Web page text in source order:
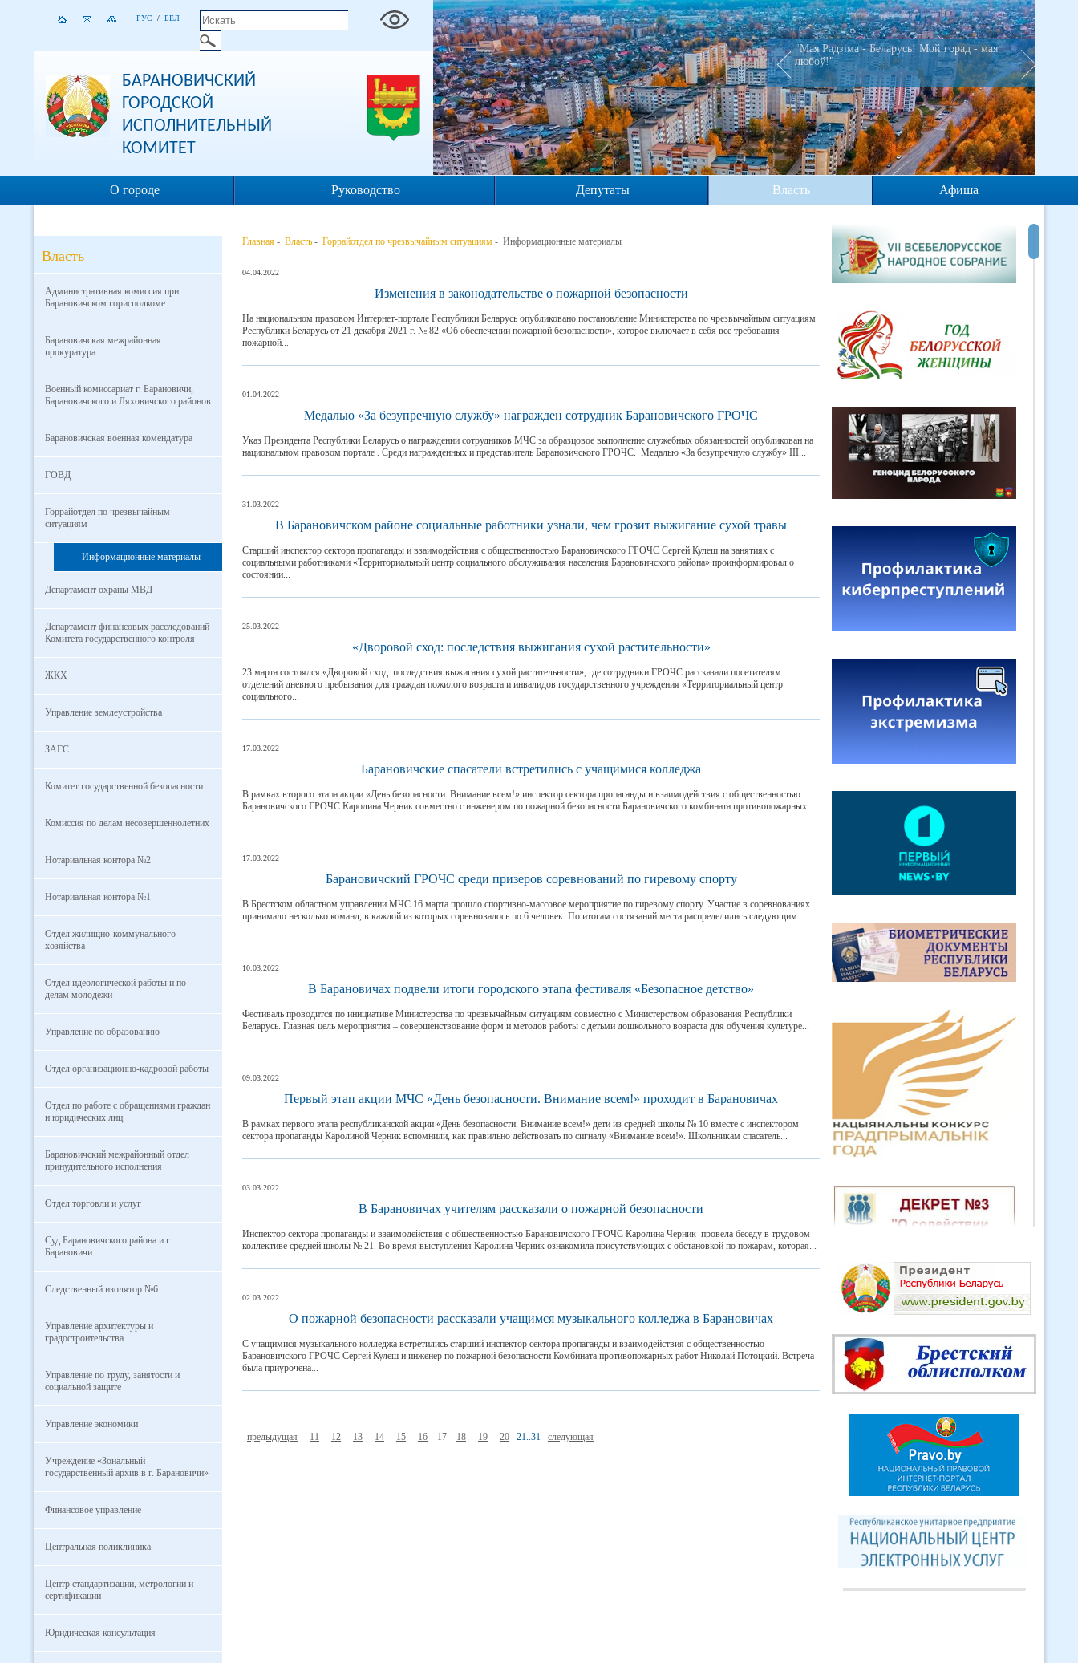
РУС / БЕЛ
БАРАНОВИЧСКИЙ
ГОРОДСКОЙ
ИСПОЛНИТЕЛЬНЫЙ
КОМИТЕТ
"Мая Радзiма - Беларусь! Мой горад - мая
любоў!"
О городе Руководство Депутаты Власть Афиша
Власть
Административная комиссия при
Барановичском горисполкоме
Барановичская межрайонная
прокуратура
Военный комиссариат г. Барановичи,
Барановичского и Ляховичского районов
Барановичская военная комендатура
ГОВД
Горрайотдел по чрезвычайным
ситуациям
Информационные материалы
Департамент охраны МВД
Департамент финансовых расследований
Комитета государственного контроля
ЖКХ
Управление землеустройства
ЗАГС
Комитет государственной безопасности
Комиссия по делам несовершеннолетних
Нотариальная контора №2
Нотариальная контора №1
Отдел жилищно-коммунального
хозяйства
Отдел идеологической работы и по
делам молодежи
Управление по образованию
Отдел организационно-кадровой работы
Отдел по работе с обращениями граждан
и юридических лиц
Барановичский межрайонный отдел
принудительного исполнения
Отдел торговли и услуг
Суд Барановичского района и г.
Барановичи
Следственный изолятор №6
Управление архитектуры и
градостроительства
Управление по труду, занятости и
социальной защите
Управление экономики
Учреждение «Зональный
государственный архив в г. Барановичи»
Финансовое управление
Центральная поликлиника
Центр стандартизации, метрологии и
сертификации
Юридическая консультация
Главная - Власть - Горрайотдел по чрезвычайным ситуациям - Информационные материалы
04.04.2022
Изменения в законодательстве о пожарной безопасности
На национальном правовом Интернет-портале Республики Беларусь опубликовано постановление Министерства по чрезвычайным ситуациям
Республики Беларусь от 21 декабря 2021 г. № 82 «Об обеспечении пожарной безопасности», которое включает в себя все требования
пожарной...
01.04.2022
Медалью «За безупречную службу» награжден сотрудник Барановичского ГРОЧС
Указ Президента Республики Беларусь о награждении сотрудников МЧС за образцовое выполнение служебных обязанностей опубликован на
национальном правовом портале . Среди награжденных и представитель Барановичского ГРОЧС. Медалью «За безупречную службу» III...
31.03.2022
В Барановичском районе социальные работники узнали, чем грозит выжигание сухой травы
Старший инспектор сектора пропаганды и взаимодействия с общественностью Барановичского ГРОЧС Сергей Кулеш на занятиях с
социальными работниками «Территориальный центр социального обслуживания населения Барановичского района» проинформировал о
состоянии...
25.03.2022
«Дворовой сход: последствия выжигания сухой растительности»
23 марта состоялся «Дворовой сход: последствия выжигания сухой растительности», где сотрудники ГРОЧС рассказали посетителям
отделений дневного пребывания для граждан пожилого возраста и инвалидов государственного учреждения «Территориальный центр
социального...
17.03.2022
Барановичские спасатели встретились с учащимися колледжа
В рамках второго этапа акции «День безопасности. Внимание всем!» инспектор сектора пропаганды и взаимодействия с общественностью
Барановичского ГРОЧС Каролина Черник совместно с инженером по пожарной безопасности Барановичского комбината противопожарных...
17.03.2022
Барановичский ГРОЧС среди призеров соревнований по гиревому спорту
В Брестском областном управлении МЧС 16 марта прошло спортивно-массовое мероприятие по гиревому спорту. Участие в соревнованиях
принимало несколько команд, в каждой из которых соревновалось по 6 человек. По итогам состязаний места распределились следующим...
10.03.2022
В Барановичах подвели итоги городского этапа фестиваля «Безопасное детство»
Фестиваль проводится по инициативе Министерства по чрезвычайным ситуациям совместно с Министерством образования Республики
Беларусь. Главная цель мероприятия – совершенствование форм и методов работы с детьми дошкольного возраста для обучения культуре...
09.03.2022
Первый этап акции МЧС «День безопасности. Внимание всем!» проходит в Барановичах
В рамках первого этапа республиканской акции «День безопасности. Внимание всем!» дети из средней школы № 10 вместе с инспектором
сектора пропаганды Каролиной Черник вспомнили, как правильно действовать по сигналу «Внимание всем!». Школьникам спасатель...
03.03.2022
В Барановичах учителям рассказали о пожарной безопасности
Инспектор сектора пропаганды и взаимодействия с общественностью Барановичского ГРОЧС Каролина Черник провела беседу в трудовом
коллективе средней школы № 21. Во время выступления Каролина Черник ознакомила присутствующих с обстановкой по пожарам, которая...
02.03.2022
О пожарной безопасности рассказали учащимся музыкального колледжа в Барановичах
С учащимися музыкального колледжа встретились старший инспектор сектора пропаганды и взаимодействия с общественностью
Барановичского ГРОЧС Сергей Кулеш и инженер по пожарной безопасности Комбината противопожарных работ Николай Потоцкий. Встреча
была приурочена...
предыдущая 11 12 13 14 15 16 17 18 19 20 21..31 следующая